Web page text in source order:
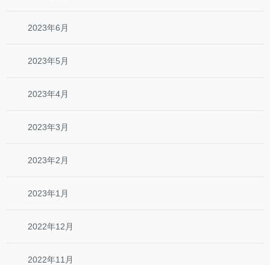
2023年6月
2023年5月
2023年4月
2023年3月
2023年2月
2023年1月
2022年12月
2022年11月